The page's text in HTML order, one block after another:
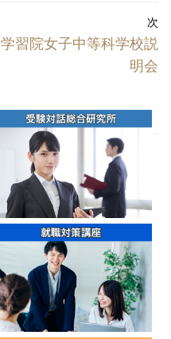
次
次
学習院女子中等科学校説
明会